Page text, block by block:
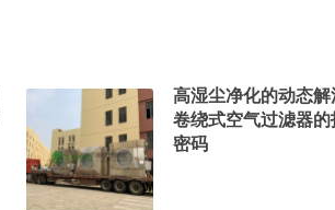
高湿尘净化的动态
卷绕式空气过滤器
密码